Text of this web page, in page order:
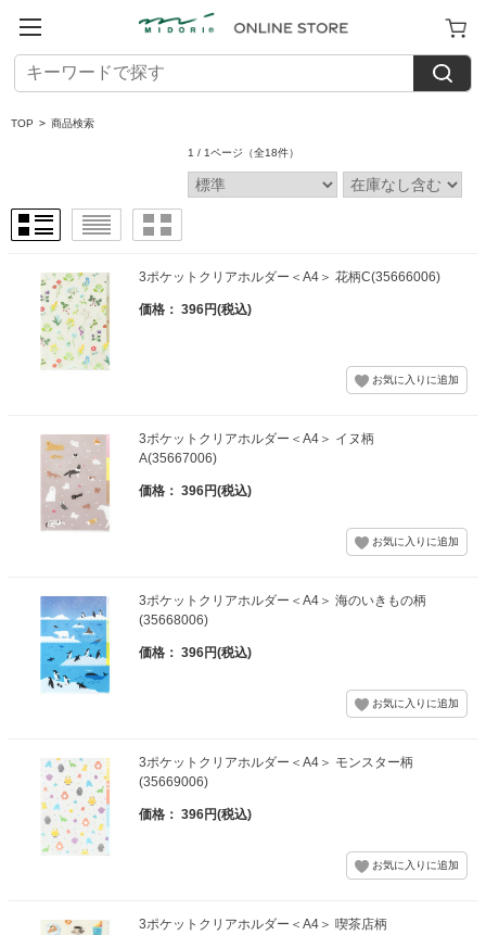
TOP > 商品検索
1 / 1ページ （全18件）
3ポケットクリアホルダー＜A4＞ 花柄C(35666006)
価格： 396円(税込)
3ポケットクリアホルダー＜A4＞ イヌ柄
A(35667006)
価格： 396円(税込)
3ポケットクリアホルダー＜A4＞ 海のいきもの柄
(35668006)
価格： 396円(税込)
3ポケットクリアホルダー＜A4＞ モンスター柄
(35669006)
価格： 396円(税込)
3ポケットクリアホルダー＜A4＞ 喫茶店柄